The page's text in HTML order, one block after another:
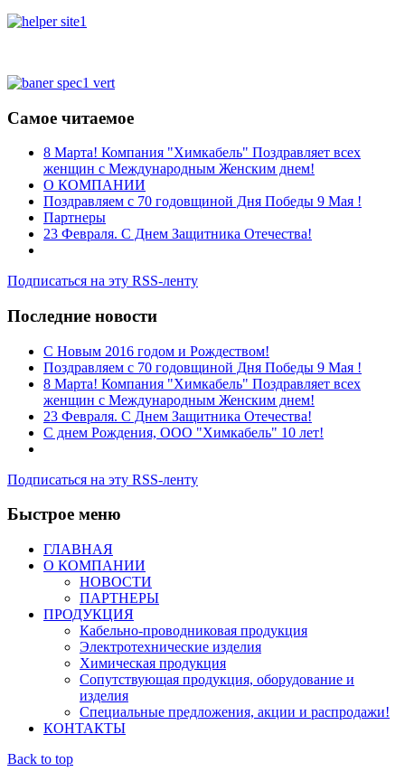
Самое читаемое
8 Марта! Компания "Химкабель" Поздравляет всех
женщин с Международным Женским днем!
О КОМПАНИИ
Поздравляем с 70 годовщиной Дня Победы 9 Мая !
Партнеры
23 Февраля. С Днем Защитника Отечества!
Подписаться на эту RSS-ленту
Последние новости
C Новым 2016 годом и Рождеством!
Поздравляем с 70 годовщиной Дня Победы 9 Мая !
8 Марта! Компания "Химкабель" Поздравляет всех
женщин с Международным Женским днем!
23 Февраля. С Днем Защитника Отечества!
С днем Рождения, ООО "Химкабель" 10 лет!
Подписаться на эту RSS-ленту
Быстрое меню
ГЛАВНАЯ
О КОМПАНИИ
НОВОСТИ
ПАРТНЕРЫ
ПРОДУКЦИЯ
Кабельно-проводниковая продукция
Электротехнические изделия
Химическая продукция
Сопутствующая продукция, оборудование и
изделия
Специальные предложения, акции и распродажи!
КОНТАКТЫ
Back to top